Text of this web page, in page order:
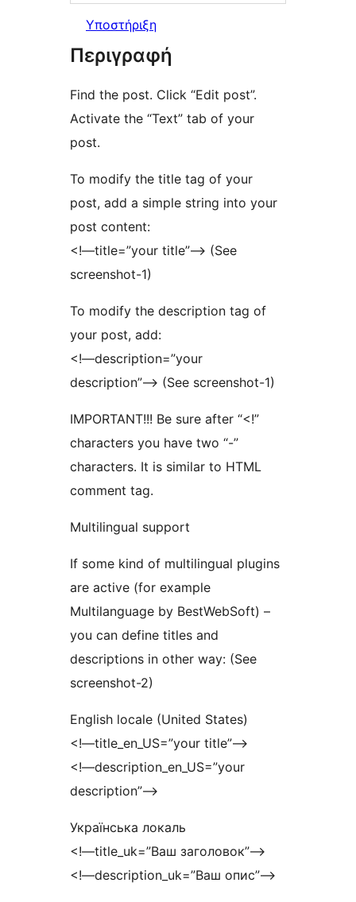
Υποστήριξη
Περιγραφή
Find the post. Click “Edit post”.
Activate the “Text” tab of your
post.
To modify the title tag of your
post, add a simple string into your
post content:
<!—title=”your title”—> (See
screenshot-1)
To modify the description tag of
your post, add:
<!—description=”your
description”—> (See screenshot-1)
IMPORTANT!!! Be sure after “<!”
characters you have two “-”
characters. It is similar to HTML
comment tag.
Multilingual support
If some kind of multilingual plugins
are active (for example
Multilanguage by BestWebSoft) –
you can define titles and
descriptions in other way: (See
screenshot-2)
English locale (United States)
<!—title_en_US=”your title”—>
<!—description_en_US=”your
description”—>
Українська локаль
<!—title_uk=”Ваш заголовок”—>
<!—description_uk=”Ваш опис”—>